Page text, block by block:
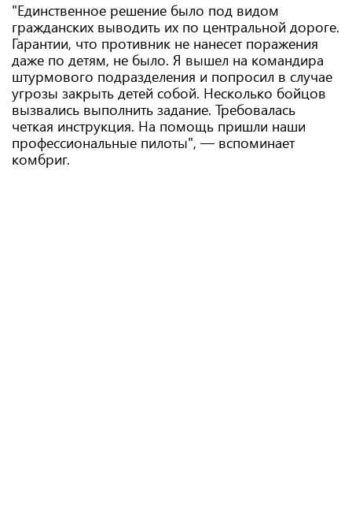
"Единственное решение было под видом
гражданских выводить их по центральной дороге.
Гарантии, что противник не нанесет поражения
даже по детям, не было. Я вышел на командира
штурмового подразделения и попросил в случае
угрозы закрыть детей собой. Несколько бойцов
вызвались выполнить задание. Требовалась
четкая инструкция. На помощь пришли наши
профессиональные пилоты", — вспоминает
комбриг.